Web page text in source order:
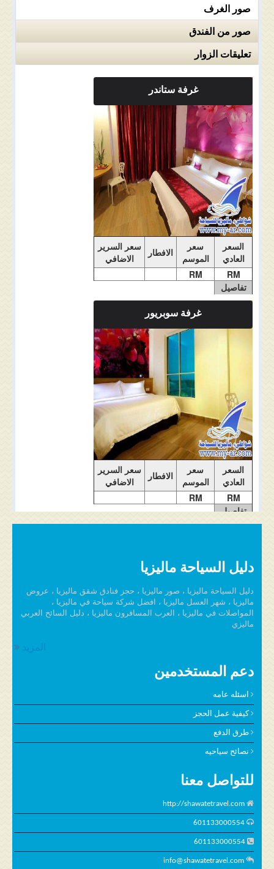
صور الغرف
صور من الفندق
تعليقات الزوار
غرفة ستاندر
السعر
العادي
سعر
الموسم
الافطار
سعر السرير
الاضافي
RM
RM
تفاصيل
الغرفة
ملاحضات الغرفة
غرفة سوبريور
السعر
العادي
سعر
الموسم
الافطار
سعر السرير
الاضافي
RM
RM
تفاصيل
الغرفة
ملاحضات الغرفة
دليل السياحة ماليزيا
دليل السياحة ماليزيا ، صور ماليزيا ، حجز فنادق شقق ماليزيا ، عروض
ماليزيا ، شهر العسل ماليزيا ، افضل شركة سياحة في ماليزيا ،
المواصلات في ماليزيا ، العرب المسافرون ماليزيا ، دليل السائح العربي
ماليزي
المزيد
دعم المستخدمين
اسئله عامه
كيفية عمل الحجز
طرق الدفع
نصائح سياحيه
للتواصل معنا
http://shawatetravel.com
601133000554
601133000554
info@shawatetravel.com